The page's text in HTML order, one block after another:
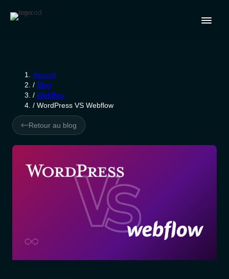
Accueil
/ Blog
/ Webflow
/ WordPress VS Webflow
Retour au blog